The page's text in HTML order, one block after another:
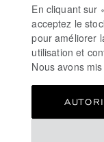
S’INSCRIRE À LA
POLITIQUE DES
En cliquant sur
acceptez le
pour améliorer
utilisation et
Nous avons